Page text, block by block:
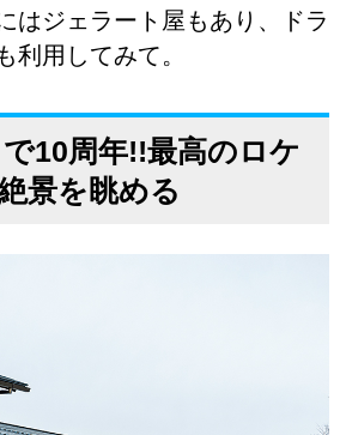
はジェラート屋もあり、ドラ
利用してみて。
10周年!!最高のロケ
景を眺める